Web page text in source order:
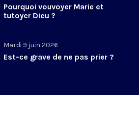
Pourquoi vouvoyer Marie et
tutoyer Dieu ?
Mardi 9 juin 2026
Est-ce grave de ne pas prier ?